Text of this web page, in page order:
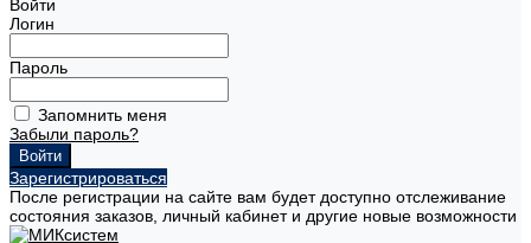
Войти
Логин
Пароль
Запомнить меня
Забыли пароль?
Зарегистрироваться
После регистрации на сайте вам будет доступно отслеживание
состояния заказов, личный кабинет и другие новые возможности